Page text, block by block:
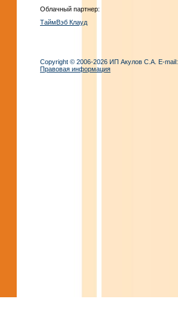
Облачный партнер:
ТаймВэб Клауд
Copyright © 2006-2026 ИП Акулов С.А. E-mail:
Правовая информация